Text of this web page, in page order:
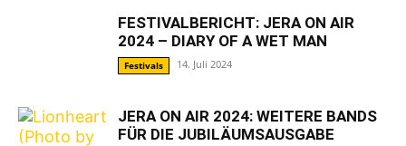
FESTIVALBERICHT: JERA ON AIR
2024 – DIARY OF A WET MAN
Festivals 14. Juli 2024
JERA ON AIR 2024: WEITERE BANDS
FÜR DIE JUBILÄUMSAUSGABE